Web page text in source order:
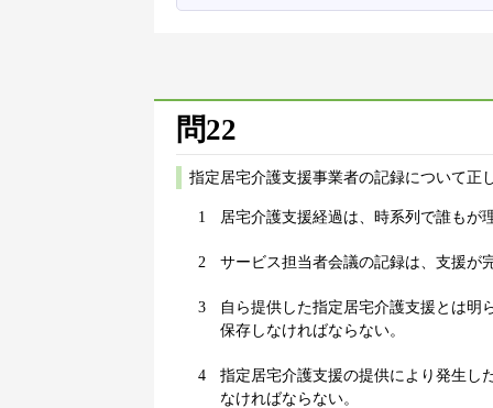
問22
指定居宅介護支援事業者の記録について正
1 居宅介護支援経過は、時系列で誰もが
2 サービス担当者会議の記録は、支援が
3
自ら提供した指定居宅介護支援とは明
保存しなければならない。
4
指定居宅介護支援の提供により発生し
なければならない。